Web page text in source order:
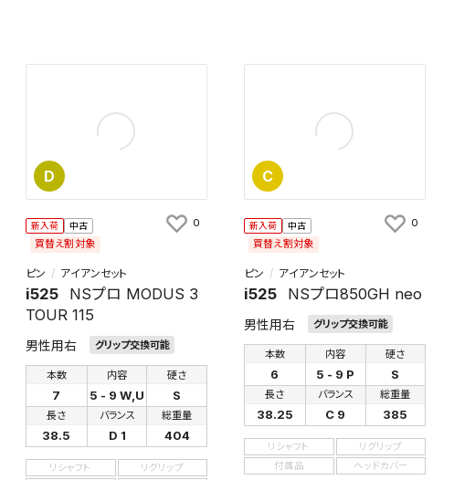
D
新入荷 中古
買替え割対象
ピン アイアンセット
i525
NSプロ MODUS 3
TOUR 115
男性用右 グリップ交換可能
本数
7
内容
5 - 9 W,U
硬さ
S
長さ
38.5
バランス
D 1
総重量
404
リシャフト
リグリップ
0
C
新入荷 中古
買替え割対象
ピン アイアンセット
i525 NSプロ850GH neo
男性用右 グリップ交換可能
本数
6
内容
5 - 9 P
硬さ
S
長さ
38.25
バランス
C 9
総重量
385
リシャフト
リグリップ
付属品
ヘッドカバー
0